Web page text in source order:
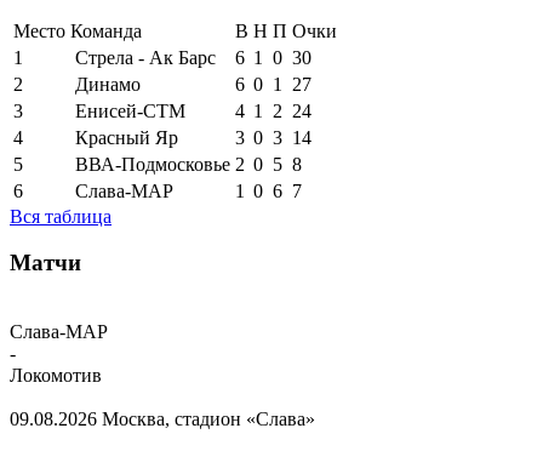
Место Команда В Н П Очки
1
Стрела - Ак Барс 6 1 0 30
2
Динамо 6 0 1
27
3
Енисей-СТМ 4 1 2 24
4
Красный Яр 3 0 3 14
5
ВВА-Подмосковье 2 0 5 8
6
Слава-МАР 1 0 6 7
Вся таблица
Матчи
Слава-МАР
-
Локомотив
09.08.2026 Москва, стадион «Слава»